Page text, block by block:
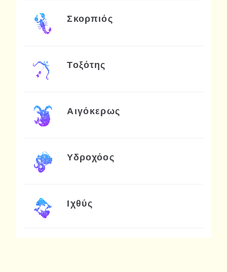
Σκορπιός
Τοξότης
Αιγόκερως
Υδροχόος
Ιχθύς